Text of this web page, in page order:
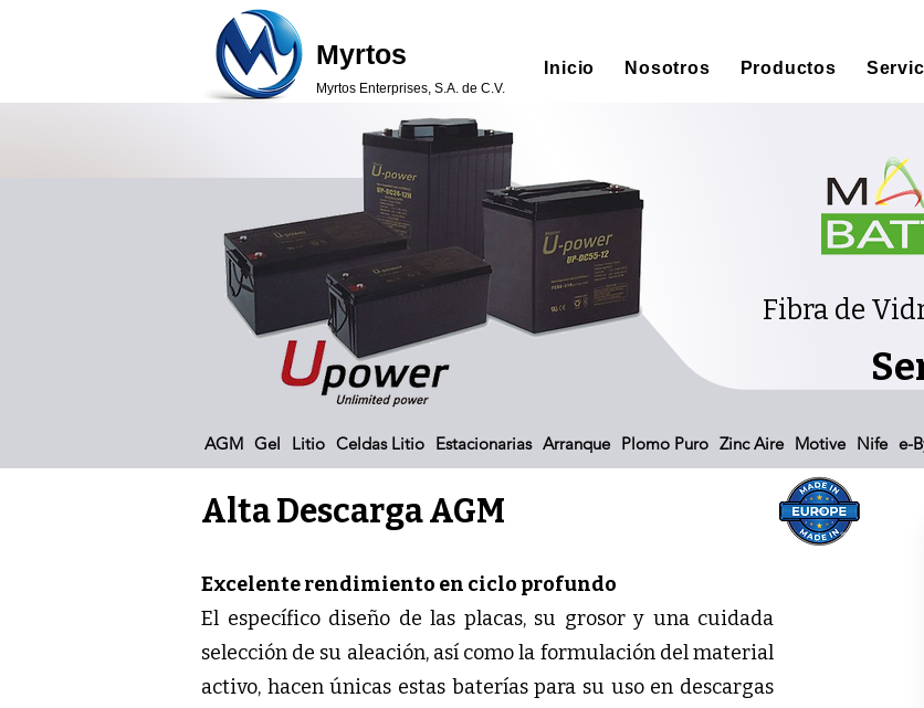
Myrtos
Myrtos Enterprises, S.A. de C.V.
Inicio Nosotros Productos
Fibra de
AGM Gel Litio Celdas Litio Estacionarias Arranque Plomo Puro Zinc Aire Motive Nife e-
Alta Descarga AGM
Excelente rendimiento en ciclo profundo
El específico diseño de las placas, su grosor y una cuidada
selección de su aleación, así como la formulación del material
activo, hacen únicas estas baterías para su uso en descargas